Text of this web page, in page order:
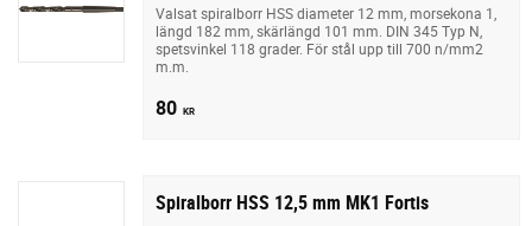
Valsat spiralborr HSS diameter 12 mm, morsekona 1,
längd 182 mm, skärlängd 101 mm. DIN 345 Typ N,
spetsvinkel 118 grader. För stål upp till 700 n/mm2
m.m.
80 KR
Spiralborr HSS 12,5 mm MK1 Fortis